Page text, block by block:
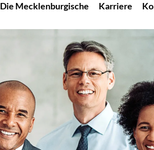
Die Mecklenburgische Karriere